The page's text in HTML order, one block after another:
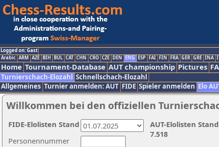
Logged on: Gast
Arabic ARM AZE BIH BUL CAT CHN CRO CZE DEN ENG ESP FAI FIN FRA GER GRE INA
Home Tournament-Database AUT championship Pictures
Turnierschach-Elozahl Schnellschach-Elozahl
Allgemeines Turnier anmelden: AUT FIDE Spieler anmelden Elo
Willkommen bei den offiziellen
Personennummer
AUT-Elolisten
7.518
FIDE-Elolisten Stand